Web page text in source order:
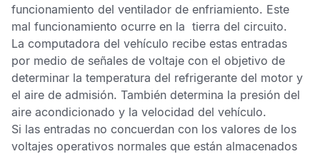
funcionamiento del ventilador de enfriamiento. Este
mal funcionamiento ocurre en la tierra del circuito.
La computadora del vehículo recibe estas entradas
por medio de señales de voltaje con el objetivo de
determinar la temperatura del refrigerante del motor y
el aire de admisión. También determina la presión del
aire acondicionado y la velocidad del vehículo.
Si las entradas no concuerdan con los valores de los
voltajes operativos normales que están almacenados